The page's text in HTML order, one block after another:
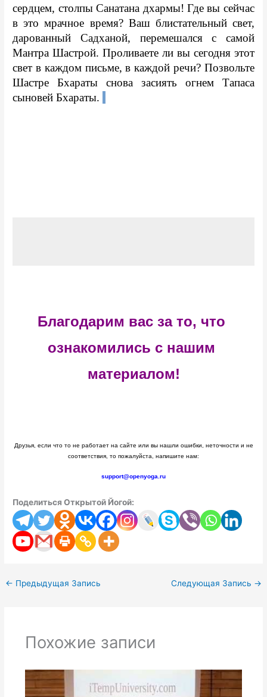
сердцем, столпы Санатана дхармы! Где вы сейчас
в это мрачное время? Ваш блистательный свет,
дарованный Садханой, перемешался с самой
Мантра Шастрой. Проливаете ли вы сегодня этот
свет в каждом письме, в каждой речи? Позвольте
Шастре Бхараты снова засиять огнем Тапаса
сыновей Бхараты.
Благодарим вас за то, что
ознакомились с нашим
материалом!
Друзья, если что то не работает на сайте или вы нашли ошибки, неточности и не
соответствия, то пожалуйста, напишите нам:
support@openyoga.ru
Поделиться Открытой Йогой:
← Предыдущая Запись Следующая Запись →
Похожие записи